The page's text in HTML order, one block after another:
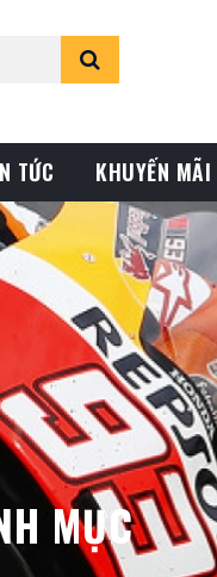
TỨC KHUYẾN MÃI
MỤC